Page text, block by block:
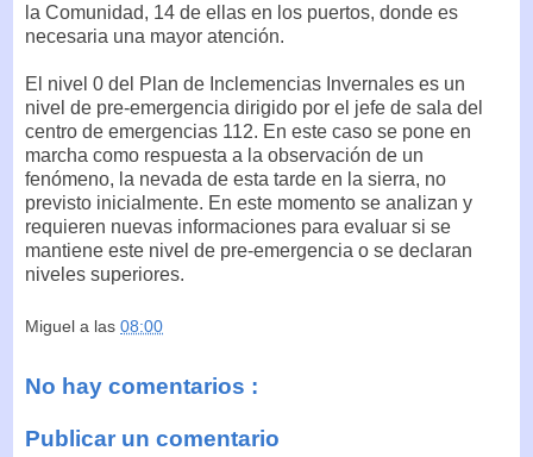
la Comunidad, 14 de ellas en los puertos, donde es
necesaria una mayor atención.
El nivel 0 del Plan de Inclemencias Invernales es un
nivel de pre-emergencia dirigido por el jefe de sala del
centro de emergencias 112. En este caso se pone en
marcha como respuesta a la observación de un
fenómeno, la nevada de esta tarde en la sierra, no
previsto inicialmente. En este momento se analizan y
requieren nuevas informaciones para evaluar si se
mantiene este nivel de pre-emergencia o se declaran
niveles superiores.
Miguel a las 08:00
No hay comentarios :
Publicar un comentario